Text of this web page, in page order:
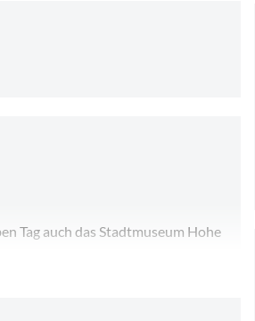
Tag auch das Stadtmuseum Hohe
Einrichtung berechtigt 14 Tage